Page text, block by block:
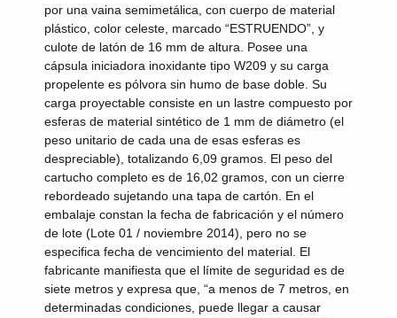
por una vaina semimetálica, con cuerpo de material
plástico, color celeste, marcado “ESTRUENDO”, y
culote de latón de 16 mm de altura. Posee una
cápsula iniciadora inoxidante tipo W209 y su carga
propelente es pólvora sin humo de base doble. Su
carga proyectable consiste en un lastre compuesto por
esferas de material sintético de 1 mm de diámetro (el
peso unitario de cada una de esas esferas es
despreciable), totalizando 6,09 gramos. El peso del
cartucho completo es de 16,02 gramos, con un cierre
rebordeado sujetando una tapa de cartón. En el
embalaje constan la fecha de fabricación y el número
de lote (Lote 01 / noviembre 2014), pero no se
especifica fecha de vencimiento del material. El
fabricante manifiesta que el límite de seguridad es de
siete metros y expresa que, “a menos de 7 metros, en
determinadas condiciones, puede llegar a causar